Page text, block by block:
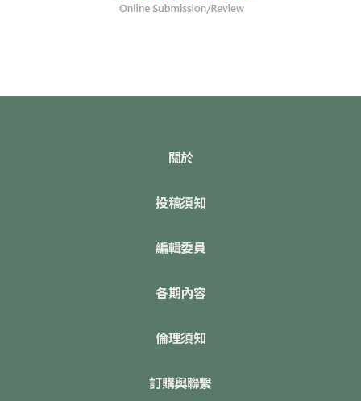
關於
投稿須知
編輯委員
各期內容
倫理須知
訂購與聯繫